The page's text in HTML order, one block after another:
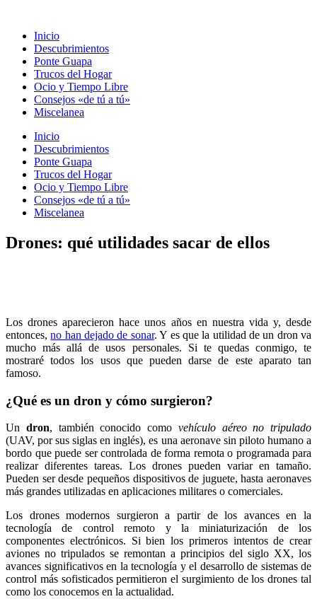
contenido
Inicio
Descubrimientos
Ponte Guapa
Trucos del Hogar
Ocio y Tiempo Libre
Consejos «de tú a tú»
Miscelanea
Inicio
Descubrimientos
Ponte Guapa
Trucos del Hogar
Ocio y Tiempo Libre
Consejos «de tú a tú»
Miscelanea
Drones: qué utilidades sacar de ellos
Los drones aparecieron hace unos años en nuestra vida y, desde
entonces,no han dejado de sonar. Y es que la utilidad de un dron va
mucho más allá de usos personales. Si te quedas conmigo, te
mostraré todos los usos que pueden darse de este aparato tan
famoso.
¿Qué es un dron y cómo surgieron?
Un dron, también conocido como vehículo aéreo no tripulado
(UAV, por sus siglas en inglés), es una aeronave sin piloto humano a
bordo que puede ser controlada de forma remota o programada para
realizar diferentes tareas. Los drones pueden variar en tamaño.
Pueden ser desde pequeños dispositivos de juguete, hasta aeronaves
más grandes utilizadas en aplicaciones militares o comerciales.
Los drones modernos surgieron a partir de los avances en la
tecnología de control remoto y la miniaturización de los
componentes electrónicos. Si bien los primeros intentos de crear
aviones no tripulados se remontan a principios del siglo XX, los
avances significativos en la tecnología y el desarrollo de sistemas de
control más sofisticados permitieron el surgimiento de los drones tal
como los conocemos en la actualidad.